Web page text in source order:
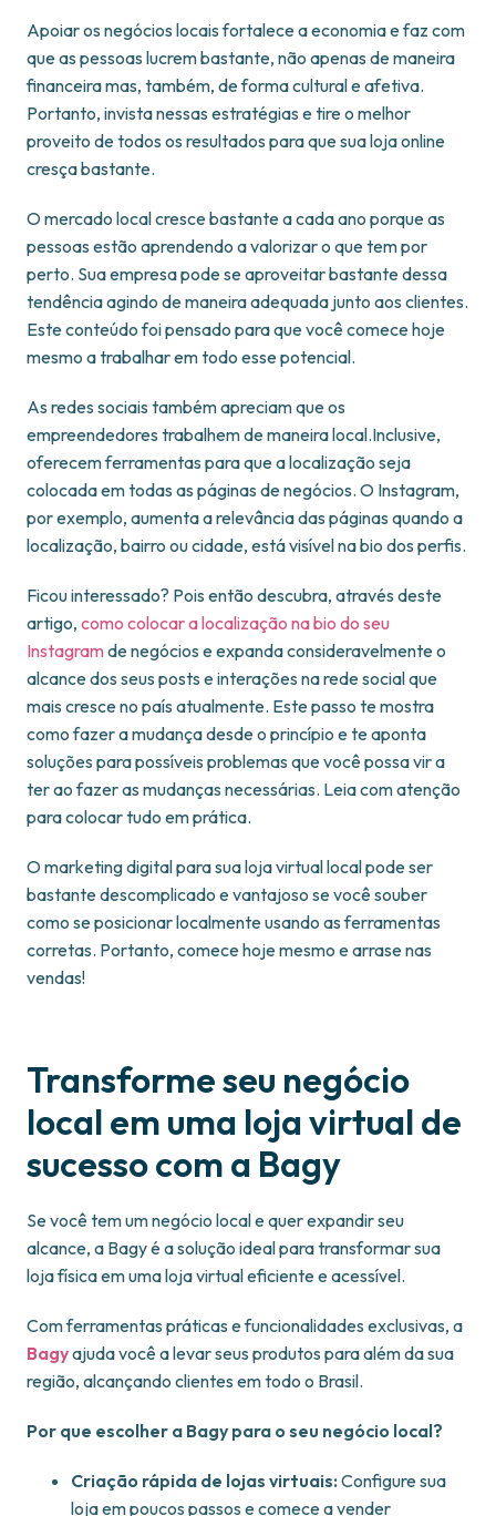
Apoiar os negócios locais fortalece a economia e faz com
que as pessoas lucrem bastante, não apenas de maneira
financeira mas, também, de forma cultural e afetiva.
Portanto, invista nessas estratégias e tire o melhor
proveito de todos os resultados para que sua loja online
cresça bastante.
O mercado local cresce bastante a cada ano porque as
pessoas estão aprendendo a valorizar o que tem por
perto. Sua empresa pode se aproveitar bastante dessa
tendência agindo de maneira adequada junto aos clientes.
Este conteúdo foi pensado para que você comece hoje
mesmo a trabalhar em todo esse potencial.
As redes sociais também apreciam que os
empreendedores trabalhem de maneira local.Inclusive,
oferecem ferramentas para que a localização seja
colocada em todas as páginas de negócios. O Instagram,
por exemplo, aumenta a relevância das páginas quando a
localização, bairro ou cidade, está visível na bio dos perfis.
Ficou interessado? Pois então descubra, através deste
artigo, como colocar a localização na bio do seu
Instagramde negócios e expanda consideravelmente o
alcance dos seus posts e interações na rede social que
mais cresce no país atualmente. Este passo te mostra
como fazer a mudança desde o princípio e te aponta
soluções para possíveis problemas que você possa vir a
ter ao fazer as mudanças necessárias. Leia com atenção
para colocar tudo em prática.
O marketing digital para sua loja virtual local pode ser
bastante descomplicado e vantajoso se você souber
como se posicionar localmente usando as ferramentas
corretas. Portanto, comece hoje mesmo e arrase nas
vendas!
Transforme seu negócio
local em uma loja virtual de
sucesso com a Bagy
Se você tem um negócio local e quer expandir seu
alcance, a Bagy é a solução ideal para transformar sua
loja física em uma loja virtual eficiente e acessível.
Com ferramentas práticas e funcionalidades exclusivas, a
Bagyajuda você a levar seus produtos para além da sua
região, alcançando clientes em todo o Brasil.
Por que escolher a Bagy para o seu negócio local?
Criação rápida de lojas virtuais: Configure sua
loja em poucos passos e comece a vender